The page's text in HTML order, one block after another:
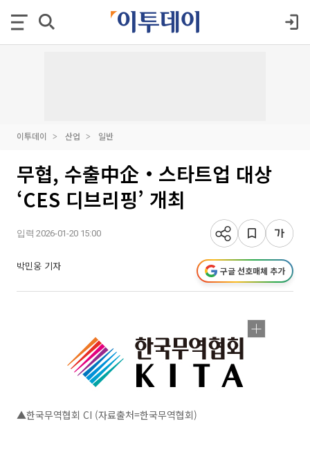
이투데이 산업 일반
무협, 수출中企‧스타트업 대상
‘CES 디브리핑’ 개최
입력 2026-01-20 15:00
박민웅 기자 구글 선호매체 추가
▲한국무역협회 CI (자료출처=한국무역협회)